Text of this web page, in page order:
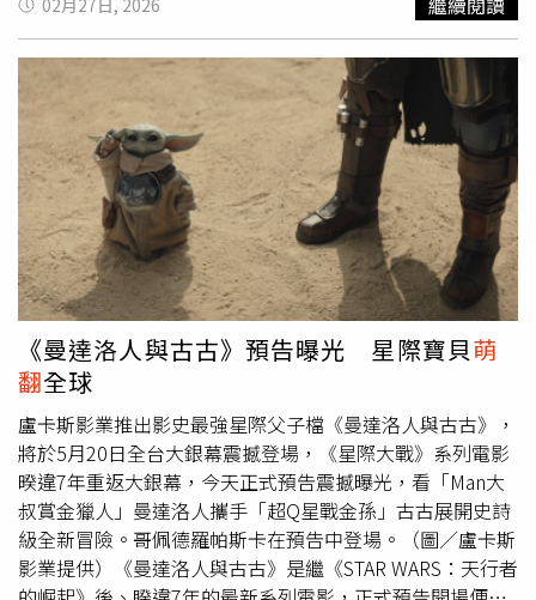
娃「代替母職」，因此出現了一群猴子之間，總有一隻小猴
子拉著娃娃努力社交的身影。按愛心圖案就會變多。（圖／
取自Google）Panchi讓人憐愛的身影一夕之間在網路上爆
紅，不少「雲端保母」每天上網搜尋Panchi，關心牠今天表
現得如何、是否有融入猴群，彷彿投射努力社交的自己在牠
身上。近日，Google也為了幫Panchi加油設計了互動功
能，只要在搜尋欄輸入「punch the monkey」，就會
Panchi抱著娃娃的插畫出現，只要按愛心幫小Panchi加油，
就能獲得滿版的圖案。而這股小Panchi旋風也帶動市川市動
物園的人氣，入園人數甚至創下疫情後新高，Panchi隨身帶
著的娃娃也被網友們搶到缺貨，讓人見識到可愛Panchi的超
強魅力。Panchi君（パンチ）超級可愛。（翻攝自X＠
ichikawa_zoo）更多三立新聞網報導． 遭母棄養！Panchi
君變身全球巨星「爆紅登白宮X」動物園驚呆． 台女童澀谷
打卡！下秒遭女狠撞慘摔 畫面曝光日網也怒了． 看到牠
緊抱布偶全球心疼 日本勇敢年幼彌猴Panchi君教我們這10
堂課
02月27日, 2026
《曼達洛人與古古》預告曝光 星際寶貝萌
翻全球
盧卡斯影業推出影史最強星際父子檔《曼達洛人與古古》，
將於5月20日全台大銀幕震撼登場，《星際大戰》系列電影
暌違7年重返大銀幕，今天正式預告震撼曝光，看「Man大
叔賞金獵人」曼達洛人攜手「超Q星戰金孫」古古展開史詩
級全新冒險。哥佩德羅帕斯卡在預告中登場。（圖／盧卡斯
影業提供）《曼達洛人與古古》是繼《STAR WARS：天行者